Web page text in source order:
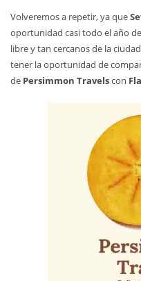
Volveremos a repetir, ya que
oportunidad casi todo el año
libre y tan cercanos de la
tener la oportunidad de
de Persimmon Travelscon